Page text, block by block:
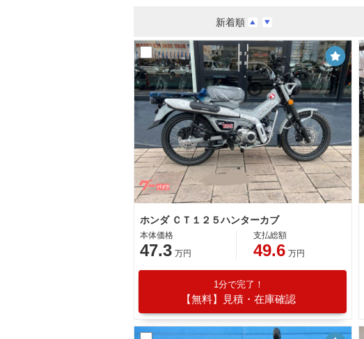
新着順
ホンダ ＣＴ１２５ハンターカブ
本体価格
47.3 万円
支払総額
49.6 万円
1分で完了！
【無料】見積・在庫確認